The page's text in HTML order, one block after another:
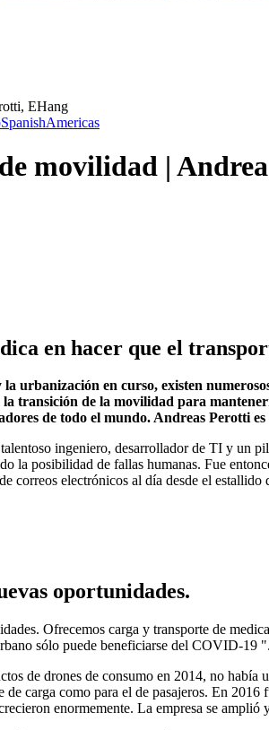
EHang
SpanishAmericas
movilidad |
en hacer que el
urbanización en curso, existen
transición de la movilidad para
de todo el mundo. Andreas
ingeniero, desarrollador de TI y un
la posibilidad de fallas humanas. Fue
correos electrónicos al día desde el estallido
oportunidades.
Ofrecemos carga y transporte de
sólo puede beneficiarse del COVID-19 ".
de drones de consumo en 2014, no
de carga como para el de pasajeros. En
enormemente. La empresa se